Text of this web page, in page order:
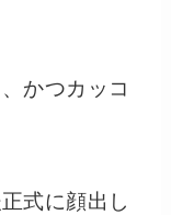
かつカッコ
式に顔出し